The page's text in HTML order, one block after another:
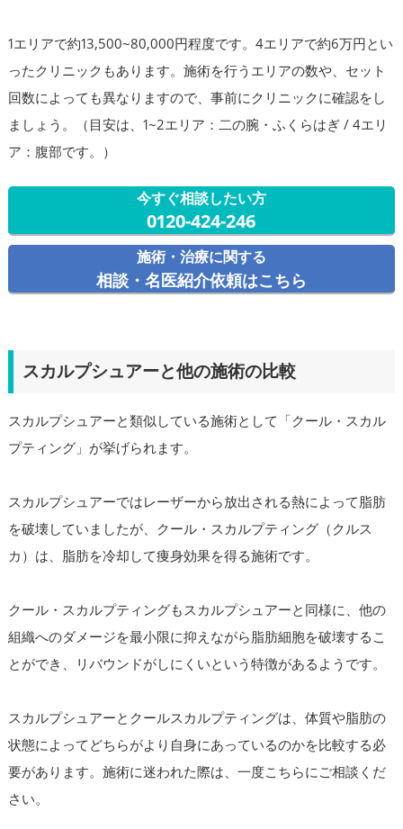
1エリアで約13,500~80,000円程度です。4エリアで約6万円とい
ったクリニックもあります。施術を行うエリアの数や、セット
回数によっても異なりますので、事前にクリニックに確認をし
ましょう。（目安は、1~2エリア：二の腕・ふくらはぎ / 4エリ
ア：腹部です。）
今すぐ相談したい方
0120-424-246
施術・治療に関する
相談・名医紹介依頼はこちら
スカルプシュアーと他の施術の比較
スカルプシュアーと類似している施術として「クール・スカル
プティング」が挙げられます。
スカルプシュアーではレーザーから放出される熱によって脂肪
を破壊していましたが、クール・スカルプティング（クルス
カ）は、脂肪を冷却して痩身効果を得る施術です。
クール・スカルプティングもスカルプシュアーと同様に、他の
組織へのダメージを最小限に抑えながら脂肪細胞を破壊するこ
とができ、リバウンドがしにくいという特徴があるようです。
スカルプシュアーとクールスカルプティングは、体質や脂肪の
状態によってどちらがより自身にあっているのかを比較する必
要があります。施術に迷われた際は、一度こちらにご相談くだ
さい。